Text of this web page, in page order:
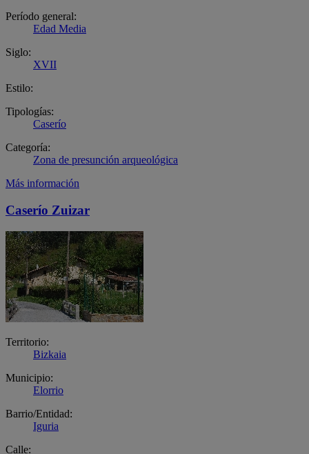
Período general:
Edad Media
Siglo:
XVII
Estilo:
Tipologías:
Caserío
Categoría:
Zona de presunción arqueológica
Más información
Caserío Zuizar
Territorio:
Bizkaia
Municipio:
Elorrio
Barrio/Entidad:
Iguria
Calle: